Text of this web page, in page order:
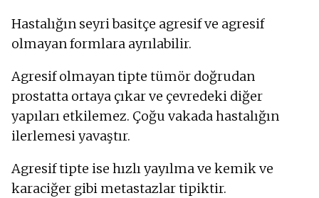
Hastalığın seyri basitçe agresif ve agresif
olmayan formlara ayrılabilir.
Agresif olmayan tipte tümör doğrudan
prostatta ortaya çıkar ve çevredeki diğer
yapıları etkilemez. Çoğu vakada hastalığın
ilerlemesi yavaştır.
Agresif tipte ise hızlı yayılma ve kemik ve
karaciğer gibi metastazlar tipiktir.